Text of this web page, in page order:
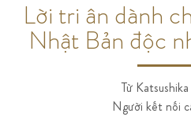
Lời tri ân dành
Nhật Bản độc
Từ
Người kết nối